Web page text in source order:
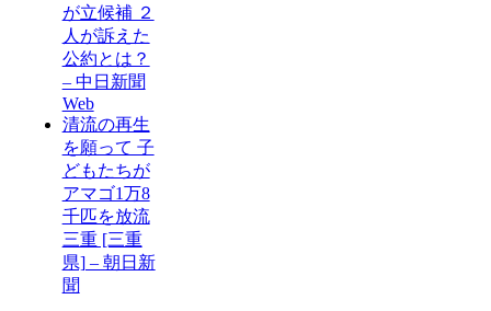
が立候補 ２
人が訴えた
公約とは？
– 中日新聞
Web
清流の再生
を願って 子
どもたちが
アマゴ1万8
千匹を放流
三重 [三重
県] – 朝日新
聞